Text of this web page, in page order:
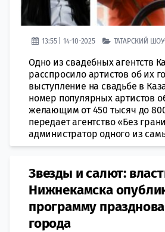
13:55 | 14-10-2025 ТАТАРСКИЙ
Одно из свадебных агентств
расспросило артистов об их
выступление на свадьбе в
номер популярных артистов
желающим от 450 тысяч до
передает агентство «Без
администратор одного из
Звезды и салют:
Нижнекамска
программу
города